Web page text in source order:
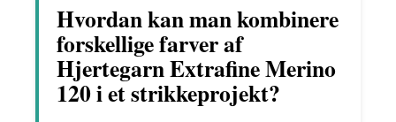
Hvordan kan man kombinere
forskellige farver af
Hjertegarn Extrafine Merino
120 i et strikkeprojekt?